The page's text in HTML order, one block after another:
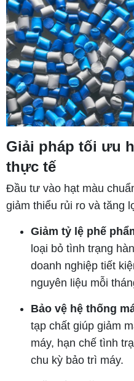
Giải pháp tối ưu
thực tế
Đầu tư vào hạt màu
giảm thiểu rủi ro và tăng
Giảm tỷ lệ phế
loại bỏ tình trạng
doanh nghiệp tiết
nguyên liệu mỗi
Bảo vệ hệ thống
tạp chất giúp giảm
máy, hạn chế tình
chu kỳ bảo trì máy.